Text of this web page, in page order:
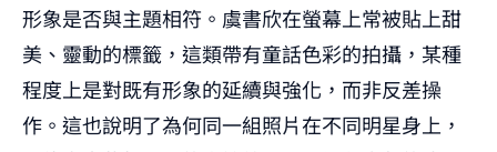
形象是否與主題相符。虞書欣在螢幕上常被貼上甜
美、靈動的標籤，這類帶有童話色彩的拍攝，某種
程度上是對既有形象的延續與強化，而非反差操
作。這也說明了為何同一組照片在不同明星身上，